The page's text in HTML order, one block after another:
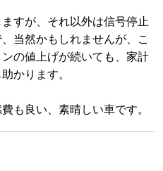
すが、それ以外は信号停止
当然かもしれませんが、こ
の値上げが続いても、家計
かります。
も良い、素晴しい車です。